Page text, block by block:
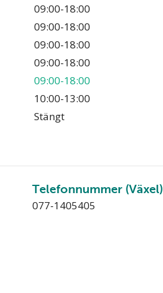
09:00-18:00
09:00-18:00
09:00-18:00
09:00-18:00
09:00-18:00
10:00-13:00
Stängt
Telefonnummer (Växel)
077-1405405